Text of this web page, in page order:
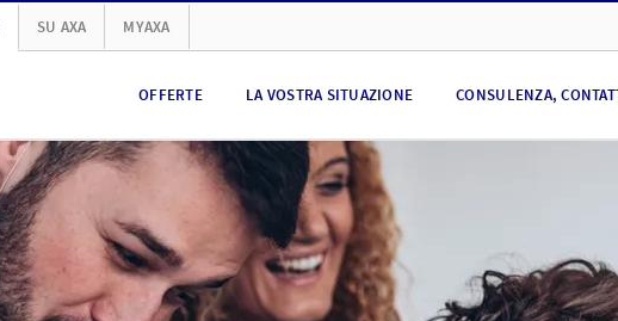
SU AXA MYAXA
OFFERTE LA VOSTRA SITUAZIONE CONSULENZA,